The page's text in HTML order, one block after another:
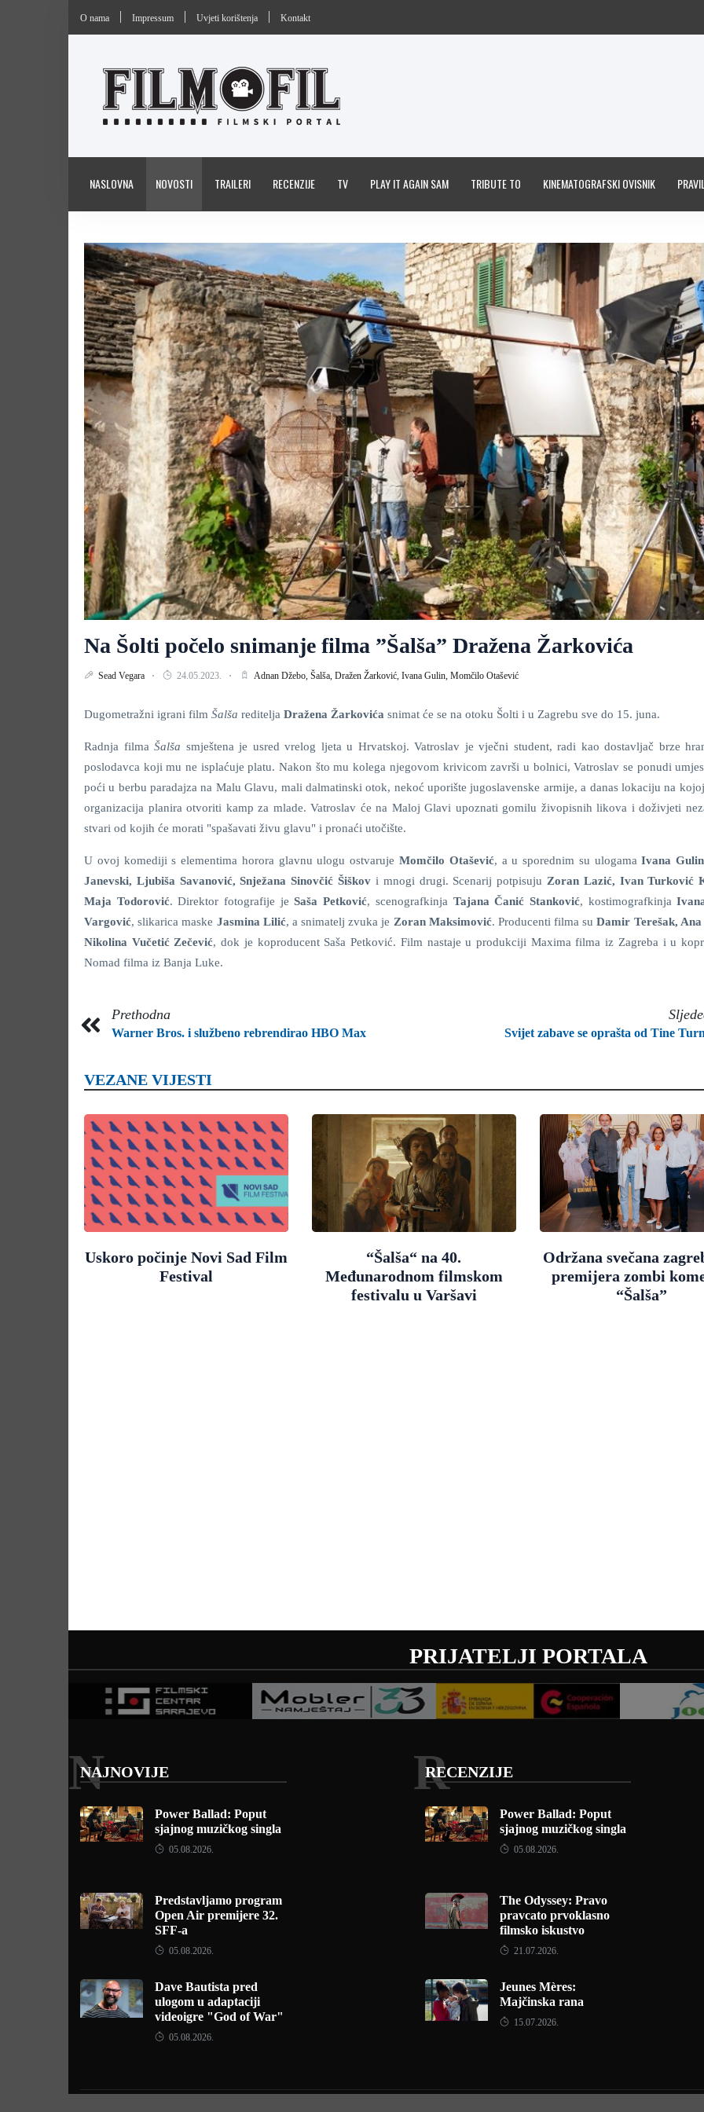
O nama Impressum Uvjeti korištenja Kontakt
NASLOVNA NOVOSTI TRAILERI RECENZIJE TV PLAY IT AGAIN SAM TRIBUTE TO KINEMATOGRAFSKI OVISNIK
Na Šolti počelo snimanje filma ”Šalša” Dražena Žarkovića
Sead Vegara 24.05.2023. Adnan Džebo, Šalša, Dražen Žarković, Ivana Gulin, Momčilo Otašević
Dugometražni igrani film Šalša reditelja Dražena Žarkovića snimat će se na otoku Šolti i u Zagrebu sve do 15. juna.
Radnja filma Šalša smještena je usred vrelog ljeta u Hrvatskoj. Vatroslav je vječni student, radi kao dostavljač brze
poslodavca koji mu ne isplaćuje platu. Nakon što mu kolega njegovom krivicom završi u bolnici, Vatroslav se ponudi
poći u berbu paradajza na Malu Glavu, mali dalmatinski otok, nekoć uporište jugoslavenske armije, a danas lokaciju na
organizacija planira otvoriti kamp za mlade. Vatroslav će na Maloj Glavi upoznati gomilu živopisnih likova i doživjeti
stvari od kojih će morati "spašavati živu glavu" i pronaći utočište.
U ovoj komediji s elementima horora glavnu ulogu ostvaruje Momčilo Otašević, a u sporednim su ulogamaIvana
Janevski, Ljubiša Savanović, Snježana Sinovčić Šiškov i mnogi drugi. Scenarij potpisuju Zoran Lazić, Ivan Turković
Maja Todorović. Direktor fotografije jeSaša Petković, scenografkinja Tajana Čanić Stanković, kostimografkinja
Vargović, slikarica maske Jasmina Lilić, a snimatelj zvuka je Zoran Maksimović. Producenti filma suDamir Terešak,
Nikolina Vučetić Zečević, dok je koproducent Saša Petković. Film nastaje u produkciji Maxima filma iz Zagreba i u
Nomad filma iz Banja Luke.
Prethodna
Warner Bros. i službeno rebrendirao HBO Max Svijet zabave se oprašta od Tine
VEZANE VIJESTI
Uskoro počinje Novi Sad Film
Festival
“Šalša“ na 40.
Međunarodnom filmskom
festivalu u Varšavi
Održana svečana
premijera zombi
“Šalša”
PRIJATELJI PORTALA
NAJNOVIJE
N
Power Ballad: Poput
sjajnog muzičkog singla
05.08.2026.
Predstavljamo program
Open Air premijere 32.
SFF-a
05.08.2026.
Dave Bautista pred
ulogom u adaptaciji
videoigre "God of War"
05.08.2026.
RECENZIJE
R
Power Ballad: Poput
sjajnog muzičkog singla
05.08.2026.
The Odyssey: Pravo
pravcato prvoklasno
filmsko iskustvo
21.07.2026.
Jeunes Mères:
Majčinska rana
15.07.2026.